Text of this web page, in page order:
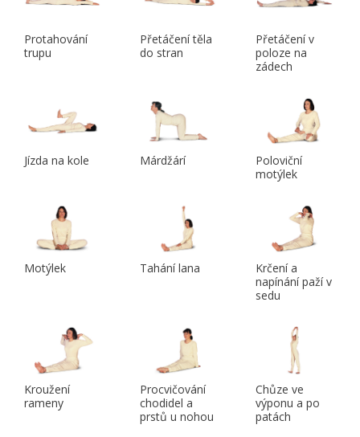
Protahování
trupu
Přetáčení těla
do stran
Přetáčení v
poloze na
zádech
Jízda na kole Márdžárí
Poloviční
motýlek
Motýlek Tahání lana
Krčení a
napínání paží v
sedu
Kroužení
rameny
Procvičování
chodidel a
prstů u nohou
Chůze ve
výponu a po
patách